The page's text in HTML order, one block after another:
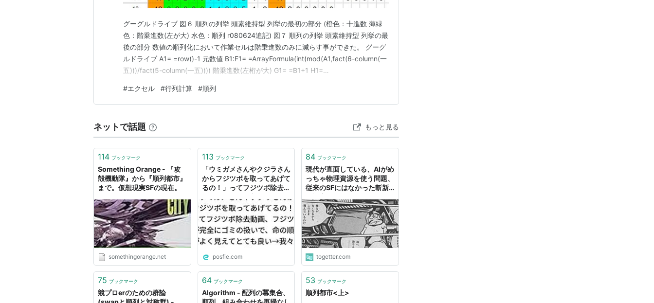
グーグルドライブ 図６ 順列の列挙 頭素維持型 列挙の最初の部分 (橙色：十進数 薄緑
色：階乗進数(左が大) 水色：順列 r080624追記) 図７ 順列の列挙 頭素維持型 列挙の最
後の部分 数値の順列化において作業セルは階乗進数のみに減らす事ができた。 グーグ
ルドライブ A1= =row()-1 元数値 B1:F1= =ArrayFormula(int(mod(A1,fact(6-column(一
五)))/fact(5-column(一五)))) 階乗進数(左桁が大) G1= =B1+1 H1=
#エクセル #行列計算 #順列
ネットで話題 もっと見る
114 ブックマーク
Something Orange - 『攻
殻機動隊』から『順列都市』
まで。仮想現実SFの現在。
somethingorange.net
113 ブックマーク
「ウミガメさんやクジラさん
からフジツボを取ってあげて
るの！」ってフジツボ除去動
扱いで、命の順列がよく見え
てとても良い→我々も蚊は叩
き潰すし…
posfie.com
84 ブックマーク
現代が直面している、AIがめ
っちゃ物理資源を使う問題、
従来のSFにはなかった斬新
ス』『順列都市』など、資源
の取り合いを描いた作品もあ
る
togetter.com
75 ブックマーク
競プロerのための群論
64 ブックマーク
Algorithm - 配列の冪集合、
53 ブックマーク
順列都市<上>